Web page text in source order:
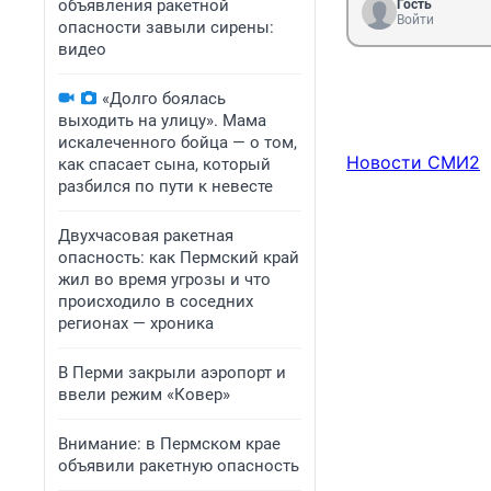
объявления ракетной
опасности завыли сирены:
видео
«Долго боялась
выходить на улицу». Мама
искалеченного бойца — о том,
как спасает сына, который
разбился по пути к невесте
Двухчасовая ракетная
опасность: как Пермский край
жил во время угрозы и что
происходило в соседних
регионах — хроника
В Перми закрыли аэропорт и
ввели режим «Ковер»
Внимание: в Пермском крае
объявили ракетную опасность
Гость
Войти
Новости СМИ2